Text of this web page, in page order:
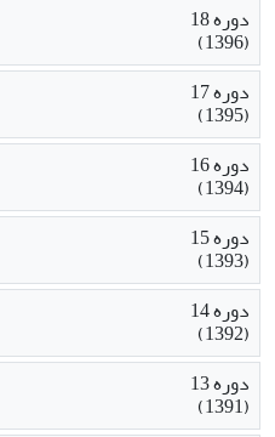
دوره 18
(1396)
دوره 17
(1395)
دوره 16
(1394)
دوره 15
(1393)
دوره 14
(1392)
دوره 13
(1391)